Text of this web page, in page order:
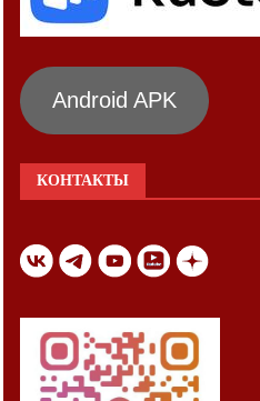
Android APK
КОНТАКТЫ